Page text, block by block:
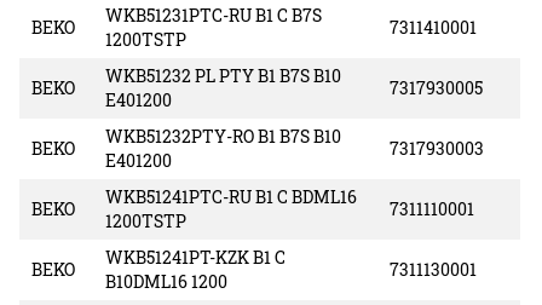
BEKO
WKB51231PTC-RU B1 C B7S
1200TSTP
7311410001
BEKO
WKB51232 PL PTY B1 B7S B10
E401200
7317930005
BEKO
WKB51232PTY-RO B1 B7S B10
E401200
7317930003
BEKO
WKB51241PTC-RU B1 C BDML16
1200TSTP
7311110001
BEKO
WKB51241PT-KZK B1 C
B10DML16 1200
7311130001